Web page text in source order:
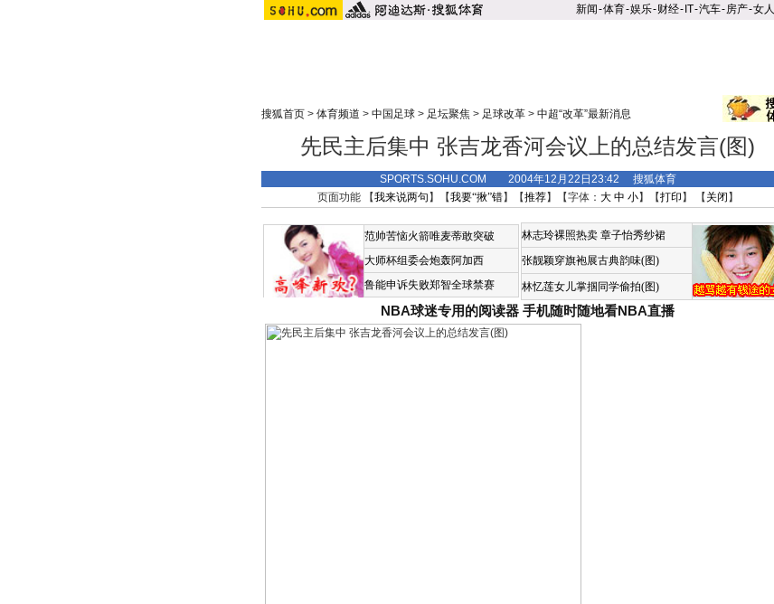
新闻-体育-娱乐-财经- IT-汽车-房产-女人
搜狐首页> 体育频道 > 中国足球> 足坛聚焦> 足球改革> 中超“改革”最新消息
先民主后集中 张吉龙香河会议上的总结发言(图)
SPORTS.SOHU.COM 2004年12月22日23:42 搜狐体育
页面功能 【我来说两句 】【我要“揪”错】【推荐】【字体： 大 中 小】【打印 】 【 关闭 】
范帅苦恼火箭唯麦蒂敢突破
大师杯组委会炮轰阿加西
鲁能申诉失败郑智全球禁赛
林志玲裸照热卖 章子怡秀纱裙
张靓颖穿旗袍展古典韵味(图)
林忆莲女儿掌掴同学偷拍(图)
NBA球迷专用的阅读器 手机随时随地看NBA直播